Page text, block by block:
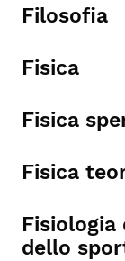
Filosofia
Fisica
Fisica
Fisica
Fisiologia
dello